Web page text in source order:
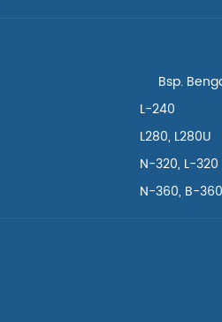
Bsp.
L-240
L280, L280U
N-320, L-320
N-360, B-360